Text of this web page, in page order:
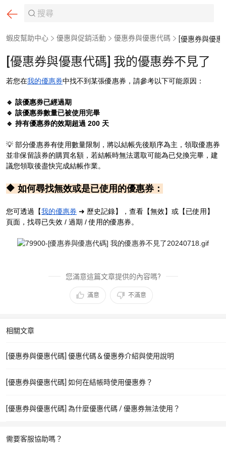
蝦皮幫助中心 優惠與促銷活動 優惠券與優惠代碼
[優惠券與優惠代碼] 我的優惠券不見了
若您在我的優惠券中找不到某張優惠券，請參考以下可能原因：
🔹 該優惠券已經過期
🔹 該優惠券數量已被使用完畢
🔹 持有優惠券的效期超過 200 天
💡 部分優惠券有使用數量限制，將以結帳先後順序為主，領取優惠券
並非保留該券的購買名額，若結帳時無法選取可能為已兌換完畢，建
議您領取後盡快完成結帳作業。
🔶 如何尋找無效或是已使用的優惠券：
您可透過【我的優惠券 ➜ 歷史記錄】，查看【無效】或【已使用】
頁面，找尋已失效 / 過期 / 使用的優惠券。
您滿意這篇文章提供的內容嗎?
滿意 不滿意
相關文章
[優惠券與優惠代碼] 優惠代碼＆優惠券介紹與使用說明
[優惠券與優惠代碼] 如何在結帳時使用優惠券？
[優惠券與優惠代碼] 為什麼優惠代碼 / 優惠券無法使用？
需要客服協助嗎？